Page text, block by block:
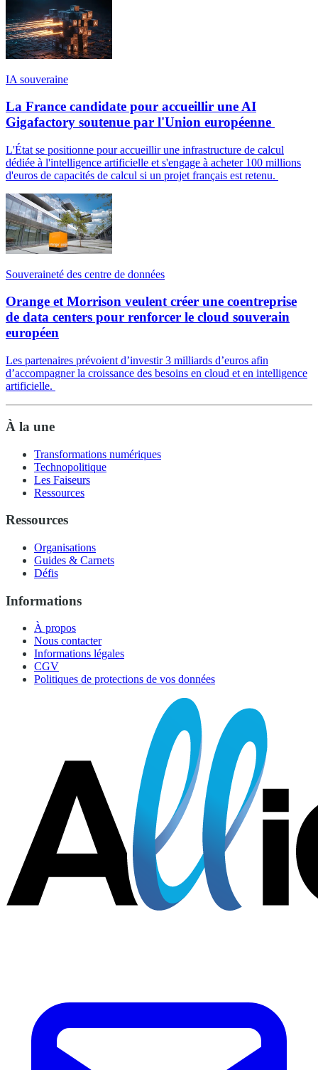
IA souveraine
La France candidate pour accueillir une AI
Gigafactory soutenue par l'Union européenne
L'État se positionne pour accueillir une infrastructure de calcul
dédiée à l'intelligence artificielle et s'engage à acheter 100 millions
d'euros de capacités de calcul si un projet français est retenu.
Souveraineté des centre de données
Orange et Morrison veulent créer une coentreprise
de data centers pour renforcer le cloud souverain
européen
Les partenaires prévoient d’investir 3 milliards d’euros afin
d’accompagner la croissance des besoins en cloud et en intelligence
artificielle.
À la une
Transformations numériques
Technopolitique
Les Faiseurs
Ressources
Ressources
Organisations
Guides & Carnets
Défis
Informations
À propos
Nous contacter
Informations légales
CGV
Politiques de protections de vos données